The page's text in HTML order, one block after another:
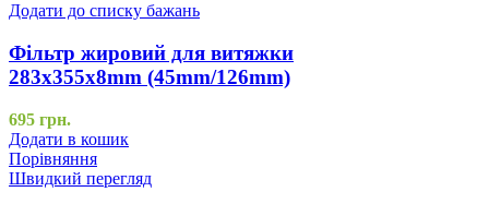
Додати до списку бажань
Фільтр жировий для витяжки
283x355x8mm (45mm/126mm)
695 грн.
Додати в кошик
Порівняння
Швидкий перегляд